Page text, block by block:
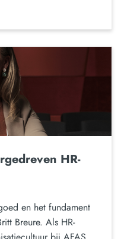
HR-
en het fundament
Breure. Als HR-